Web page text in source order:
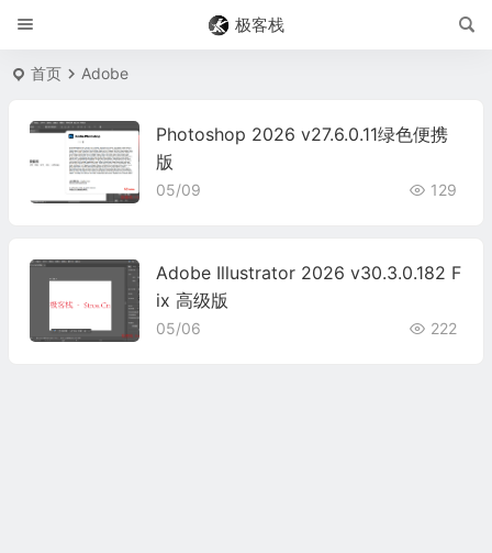
极客栈
首页 Adobe
Photoshop 2026 v27.6.0.11绿色便携
版
05/09 129
Adobe Illustrator 2026 v30.3.0.182 F
ix 高级版
05/06 222